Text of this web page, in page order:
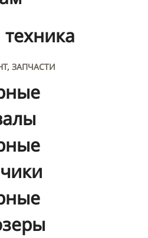
ЗАПЧАСТИ